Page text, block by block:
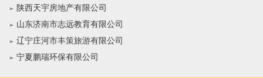
陕西天宇房地产有限公司
山东济南市志远教育有限公司
辽宁庄河市丰策旅游有限公司
宁夏鹏瑞环保有限公司